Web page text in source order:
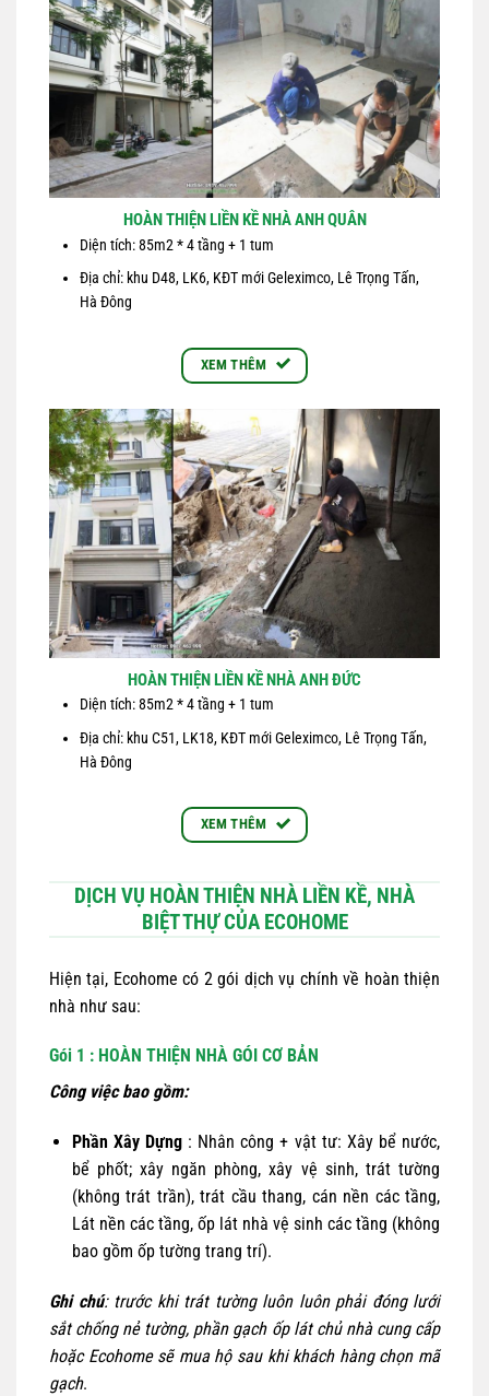
HOÀN THIỆN LIỀN KỀ NHÀ ANH QUÂN
Diện tích: 85m2 * 4 tầng + 1 tum
Địa chỉ: khu D48, LK6, KĐT mới Geleximco, Lê Trọng Tấn,
Hà Đông
XEM THÊM
HOÀN THIỆN LIỀN KỀ NHÀ ANH ĐỨC
Diện tích: 85m2 * 4 tầng + 1 tum
Địa chỉ: khu C51, LK18, KĐT mới Geleximco, Lê Trọng Tấn,
Hà Đông
XEM THÊM
DỊCH VỤ HOÀN THIỆN NHÀ LIỀN KỀ, NHÀ
BIỆT THỰ CỦA ECOHOME
Hiện tại, Ecohome có 2 gói dịch vụ chính về hoàn thiện
nhà như sau:
Gói 1 : HOÀN THIỆN NHÀ GÓI CƠ BẢN
Công việc bao gồm:
Phần Xây Dựng : Nhân công + vật tư: Xây bể nước,
bể phốt; xây ngăn phòng, xây vệ sinh, trát tường
(không trát trần), trát cầu thang, cán nền các tầng,
Lát nền các tầng, ốp lát nhà vệ sinh các tầng (không
bao gồm ốp tường trang trí).
Ghi chú: trước khi trát tường luôn luôn phải đóng lưới
sắt chống nẻ tường, phần gạch ốp lát chủ nhà cung cấp
hoặc Ecohome sẽ mua hộ sau khi khách hàng chọn mã
gạch.